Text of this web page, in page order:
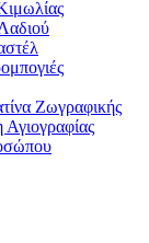
Ζωγραφικής